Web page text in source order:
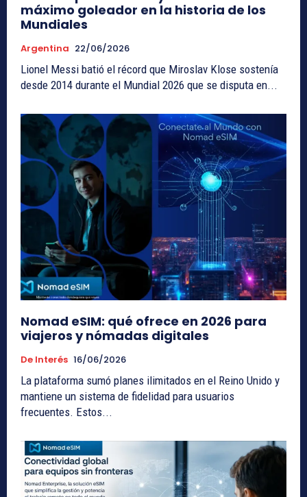
máximo goleador en la historia de los
Mundiales
Argentina 22/06/2026
Lionel Messi batió el récord que Miroslav Klose sostenía
desde 2014 durante el Mundial 2026 que se disputa en...
Nomad eSIM: qué ofrece en 2026 para
viajeros y nómadas digitales
De Interés 16/06/2026
La plataforma sumó planes ilimitados en el Reino Unido y
mantiene un sistema de fidelidad para usuarios
frecuentes. Estos...